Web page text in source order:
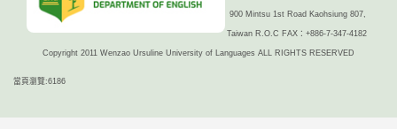
900 Mintsu 1st Road Kaohsiung 807,
Taiwan R.O.C FAX：+886-7-347-4182
Copyright 2011 Wenzao Ursuline University of Languages ALL RIGHTS RESERVED
當頁瀏覽:6186